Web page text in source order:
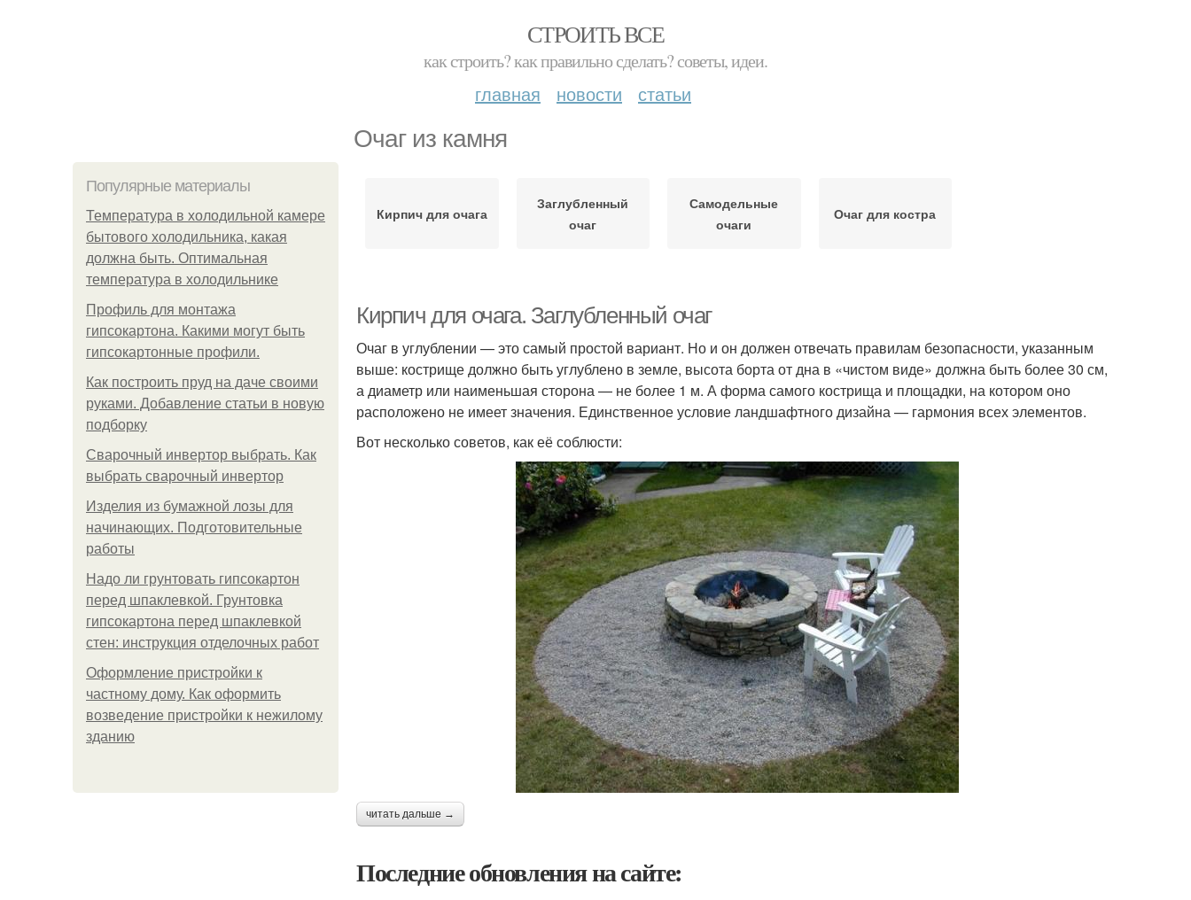
СТРОИТЬ ВСЕ
как строить? как правильно сделать? советы, идеи.
главная новости статьи
Очаг из камня
Популярные материалы
Температура в холодильной камере
бытового холодильника, какая
должна быть. Оптимальная
температура в холодильнике
Профиль для монтажа
гипсокартона. Какими могут быть
гипсокартонные профили.
Как построить пруд на даче своими
руками. Добавление статьи в новую
подборку
Сварочный инвертор выбрать. Как
выбрать сварочный инвертор
Изделия из бумажной лозы для
начинающих. Подготовительные
работы
Надо ли грунтовать гипсокартон
перед шпаклевкой. Грунтовка
гипсокартона перед шпаклевкой
стен: инструкция отделочных работ
Оформление пристройки к
частному дому. Как оформить
возведение пристройки к нежилому
зданию
Кирпич для очага
Заглубленный
очаг
Самодельные
очаги
Очаг для костра
Кирпич для очага. Заглубленный очаг
Очаг в углублении — это самый простой вариант. Но и он должен отвечать правилам безопасности, указанным
выше: кострище должно быть углублено в земле, высота борта от дна в «чистом виде» должна быть более 30 см,
а диаметр или наименьшая сторона — не более 1 м. А форма самого кострища и площадки, на котором оно
расположено не имеет значения. Единственное условие ландшафтного дизайна — гармония всех элементов.
Вот несколько советов, как её соблюсти:
читать дальше →
Последние обновления на сайте: